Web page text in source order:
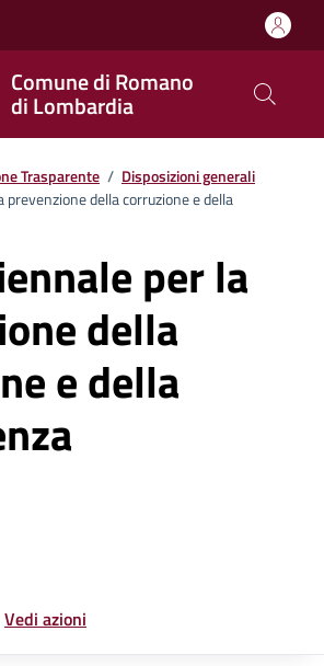
Comune di Romano
di Lombardia
Trasparente / Disposizioni generali
prevenzione della corruzione e della
per la
della
e della
Vedi azioni